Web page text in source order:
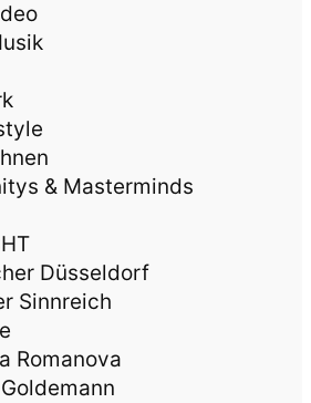
& Masterminds
Düsseldorf
Sinnreich
Romanova